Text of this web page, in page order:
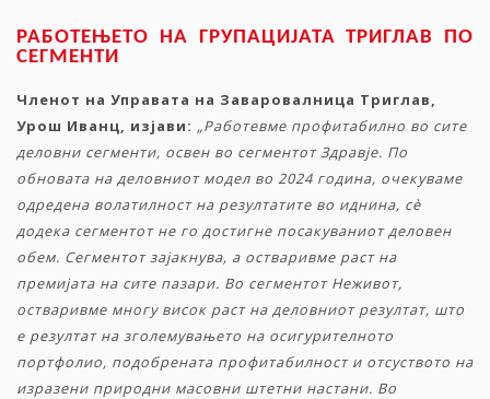
РАБОТЕЊЕТО НА ГРУПАЦИЈАТА ТРИГЛАВ
ПО
СЕГМЕНТИ
Членот на Управата на Заваровалница Триглав,
Урош Иванц, изјави: „Работевме профитабилно во сите
деловни сегменти, освен во сегментот Здравје. По
обновата на деловниот модел во 2024 година, очекуваме
одредена волатилност на резултатите во иднина, сè
додека сегментот не го достигне посакуваниот деловен
обем. Сегментот зајакнува, а остваривме раст на
премијата на сите пазари. Во сегментот Неживот,
остваривме многу висок раст на деловниот резултат, што
е резултат на зголемувањето на осигурителното
портфолио, подобрената профитабилност и отсуството на
изразени природни масовни штетни настани. Во